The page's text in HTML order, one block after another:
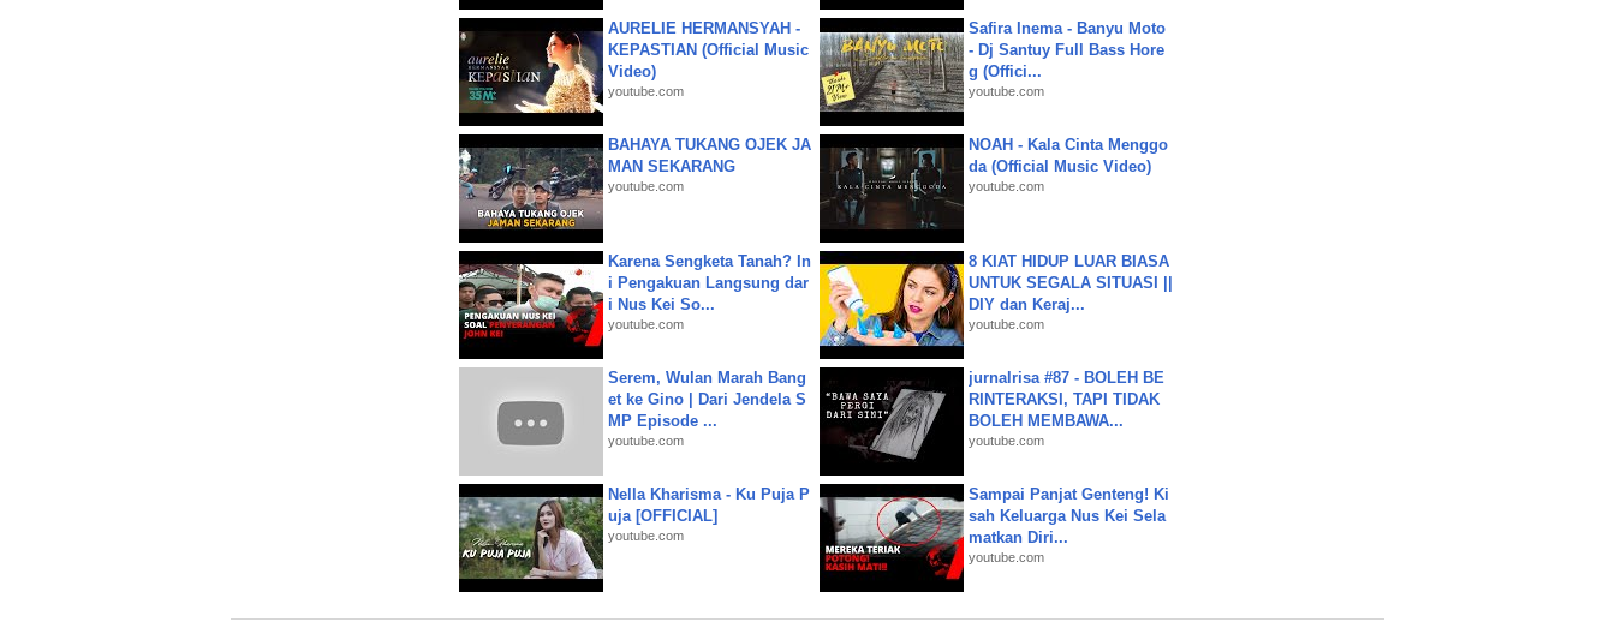
AURELIE HERMANSYAH -
KEPASTIAN (Official Music
Video)
youtube.com
Safira Inema - Banyu Moto
- Dj Santuy Full Bass Hore
g (Offici...
youtube.com
BAHAYA TUKANG OJEK JA
MAN SEKARANG
youtube.com
NOAH - Kala Cinta Menggo
da (Official Music Video)
youtube.com
Karena Sengketa Tanah? In
i Pengakuan Langsung dar
i Nus Kei So...
youtube.com
8 KIAT HIDUP LUAR BIASA
UNTUK SEGALA SITUASI ||
DIY dan Keraj...
youtube.com
Serem, Wulan Marah Bang
et ke Gino | Dari Jendela S
MP Episode ...
youtube.com
jurnalrisa #87 - BOLEH BE
RINTERAKSI, TAPI TIDAK
BOLEH MEMBAWA...
youtube.com
Nella Kharisma - Ku Puja P
uja [OFFICIAL]
youtube.com
Sampai Panjat Genteng! Ki
sah Keluarga Nus Kei Sela
matkan Diri...
youtube.com